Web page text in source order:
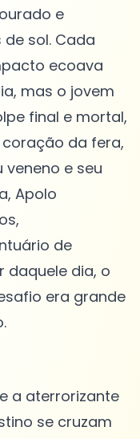
e
sol. Cada
ecoava
mas o jovem
final e mortal,
da fera,
e seu
Apolo
de
daquele dia, o
era grande
a aterrorizante
se cruzam